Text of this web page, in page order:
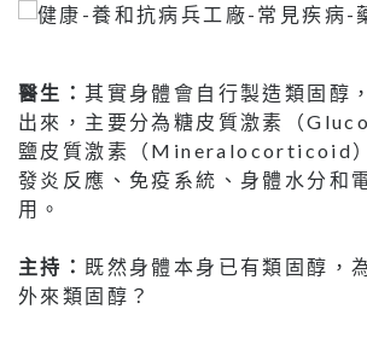
醫生：其實身體會自行製造類固醇
出來，主要分為糖皮質激素（
鹽皮質激素（Mineralocorticoid
發炎反應、免疫系統、身體水分和
用。
主持： 既然身體本身已有類固醇，
外來類固醇？